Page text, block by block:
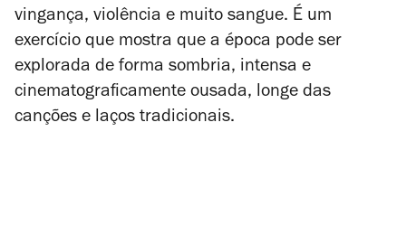
vingança, violência e muito sangue. É um
exercício que mostra que a época pode ser
explorada de forma sombria, intensa e
cinematograficamente ousada, longe das
canções e laços tradicionais.